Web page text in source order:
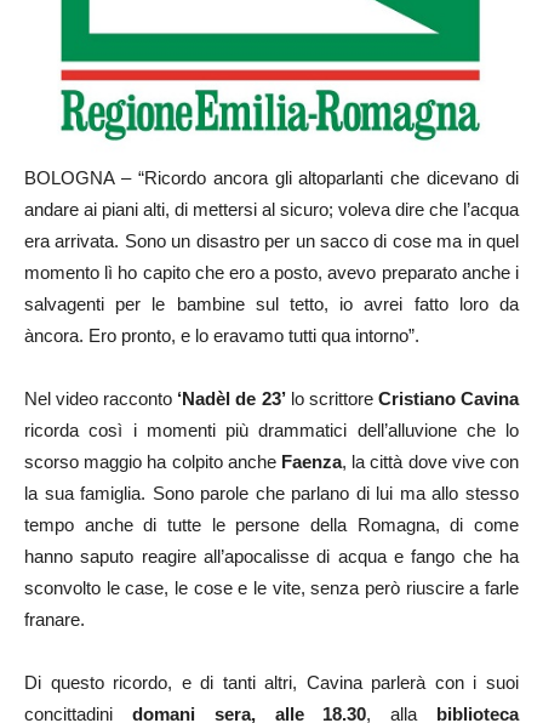
BOLOGNA – “Ricordo ancora gli altoparlanti che dicevano di
andare ai piani alti, di mettersi al sicuro; voleva dire che l’acqua
era arrivata. Sono un disastro per un sacco di cose ma in quel
momento lì ho capito che ero a posto, avevo preparato anche i
salvagenti per le bambine sul tetto, io avrei fatto loro da
àncora. Ero pronto, e lo eravamo tutti qua intorno”.
Nel video racconto ‘Nadèl de 23’lo scrittore Cristiano Cavina
ricorda così i momenti più drammatici dell’alluvione che lo
scorso maggio ha colpito anche Faenza, la città dove vive con
la sua famiglia. Sono parole che parlano di lui ma allo stesso
tempo anche di tutte le persone della Romagna, di come
hanno saputo reagire all’apocalisse di acqua e fango che ha
sconvolto le case, le cose e le vite, senza però riuscire a farle
franare.
Di questo ricordo, e di tanti altri, Cavina parlerà con i suoi
concittadini domani sera, alle 18.30, alla biblioteca